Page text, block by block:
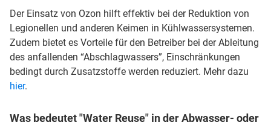
Der Einsatz von Ozon hilft effektiv bei der Reduktion von
Legionellen und anderen Keimen in Kühlwassersystemen.
Zudem bietet es Vorteile für den Betreiber bei der Ableitung
des anfallenden “Abschlagwassers”, Einschränkungen
bedingt durch Zusatzstoffe werden reduziert. Mehr dazu
hier.
Was bedeutet "Water Reuse" in der Abwasser- oder